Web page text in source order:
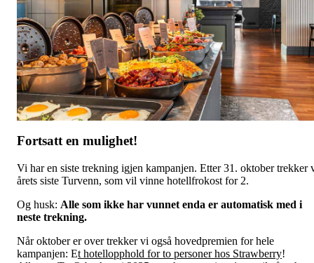
Fortsatt en mulighet!
Vi har en siste trekning igjen kampanjen. Etter 31. oktober trekker
årets siste Turvenn, som vil vinne hotellfrokost for 2.
Og husk: Alle som ikke har vunnet enda er automatisk med i
neste trekning.
Når oktober er over trekker vi også hovedpremien for hele
kampanjen: Et hotellopphold for to personer hos Strawberry!